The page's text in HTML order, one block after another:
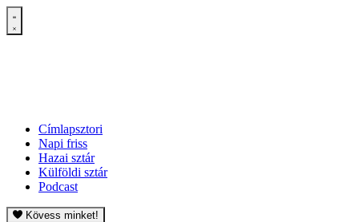
Címlapsztori
Napi friss
Hazai sztár
Külföldi sztár
Podcast
Kövess minket!